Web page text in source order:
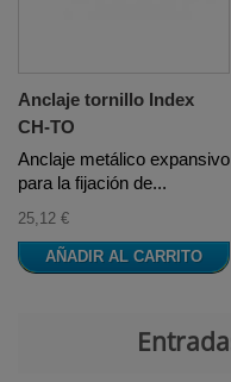
Anclaje tornillo Index
CH-TO
Anclaje metálico expansivo
para la fijación de...
25,12 €
AÑADIR AL CARRITO